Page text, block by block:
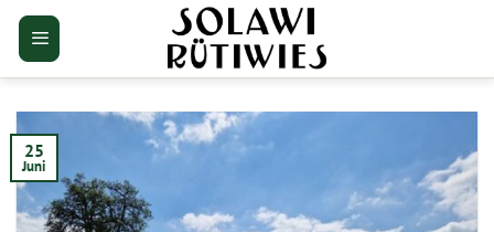
Zum
Inhalt
springen
25
Juni